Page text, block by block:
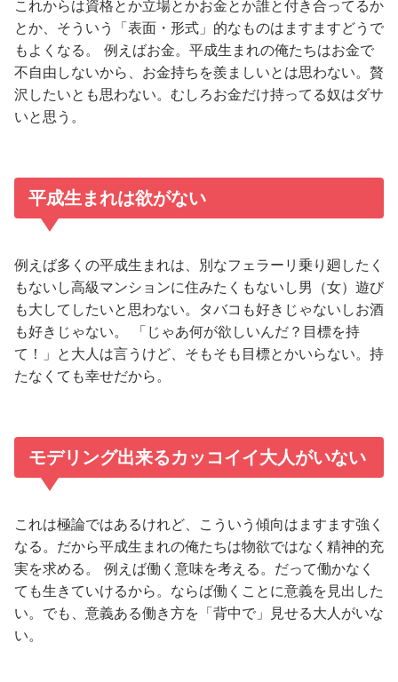
これからは資格とか立場とかお金とか誰と付き合ってるか
とか、そういう「表面・形式」的なものはますますどうで
もよくなる。 例えばお金。平成生まれの俺たちはお金で
不自由しないから、お金持ちを羨ましいとは思わない。贅
沢したいとも思わない。むしろお金だけ持ってる奴はダサ
いと思う。
平成生まれは欲がない
例えば多くの平成生まれは、別なフェラーリ乗り廻したく
もないし高級マンションに住みたくもないし男（女）遊び
も大してしたいと思わない。タバコも好きじゃないしお酒
も好きじゃない。 「じゃあ何が欲しいんだ？目標を持
て！」と大人は言うけど、そもそも目標とかいらない。持
たなくても幸せだから。
モデリング出来るカッコイイ大人がいない
これは極論ではあるけれど、こういう傾向はますます強く
なる。だから平成生まれの俺たちは物欲ではなく精神的充
実を求める。 例えば働く意味を考える。だって働かなく
ても生きていけるから。ならば働くことに意義を見出した
い。でも、意義ある働き方を「背中で」見せる大人がいな
い。